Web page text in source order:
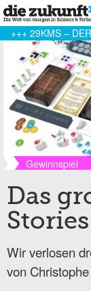
+++ 29KMS –
Gewinnspiel
Das
Wir verlosen
von